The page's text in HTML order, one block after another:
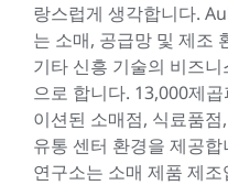
랑스럽게 생각합니다.
는 소매, 공급망 및 제조
기타 신흥 기술의 비즈
으로 합니다. 13,000제
이션된 소매점, 식료품
유통 센터 환경을 제공
연구소는 소매 제품 제